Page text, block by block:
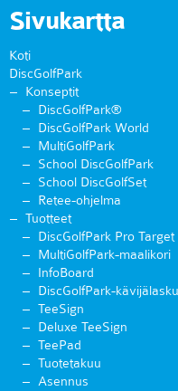
Sivukartta
Koti
DiscGolfPark
Konseptit
DiscGolfPark®
DiscGolfPark World
MultiGolfPark
School DiscGolfPark
School DiscGolfSet
Retee-ohjelma
Tuotteet
DiscGolfPark Pro Target
MultiGolfPark-maalikori
InfoBoard
DiscGolfPark-
TeeSign
Deluxe TeeSign
TeePad
Tuotetakuu
Asennus